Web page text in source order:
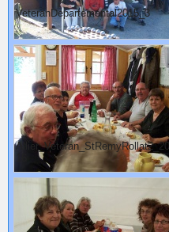
VeteranDepartemental2015_3
Allier_Veteran_StRemyRollat2_20